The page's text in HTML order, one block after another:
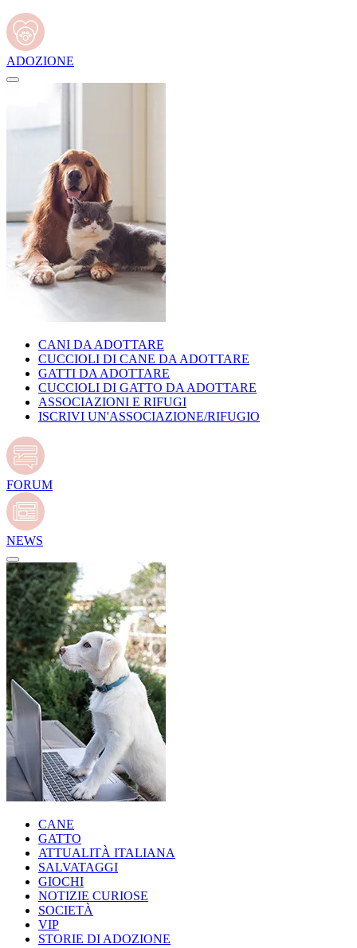
ADOZIONE
CANI DA ADOTTARE
CUCCIOLI DI CANE DA ADOTTARE
GATTI DA ADOTTARE
CUCCIOLI DI GATTO DA ADOTTARE
ASSOCIAZIONI E RIFUGI
ISCRIVI UN'ASSOCIAZIONE/RIFUGIO
FORUM
NEWS
CANE
GATTO
ATTUALITÀ ITALIANA
SALVATAGGI
GIOCHI
NOTIZIE CURIOSE
SOCIETÀ
VIP
STORIE DI ADOZIONE